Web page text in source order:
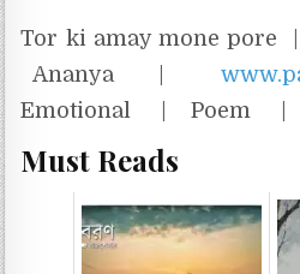
Tor ki amay mone
Ananya |
Emotional | Poem |
Must Reads